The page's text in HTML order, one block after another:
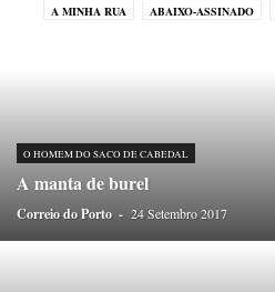
A MINHA RUA
ABAIXO-ASSINADO
GALERIA
GREGUERÍAS
HISTÓRIAS SEM INTERESSE
HUMORO SAPIENS
LEGENDAS
LUGARES-COMUNS
MÉDIA
O HOMEM DO SACO DE CABEDAL
A manta de burel
Correio do Porto - 24 Setembro 2017